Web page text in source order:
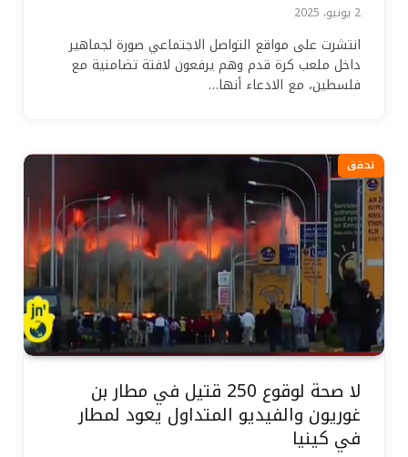
2 يونيو، 2025
انتشرت على مواقع التواصل الاجتماعي صورة لجماهير
داخل ملعب كرة قدم وهم يرفعون لافتة تضامنية مع
فلسطين، مع الادعاء أنها…
تحقق
لا صحة لوقوع 250 قتيل في مطار بن
غوريون والفيديو المتداول يعود لمطار
في كينيا